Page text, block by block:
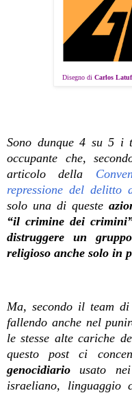
Disegno di Carlos
Sono dunque 4 su 5 i
occupante che,
articolo della
repressione del delitto
solo una di queste
“il crimine dei
distruggere un
religioso anche solo in
Ma, secondo il team
fallendo anche nel
le stesse alte cariche
questo post ci
genocidiario usato
israeliano, linguaggio